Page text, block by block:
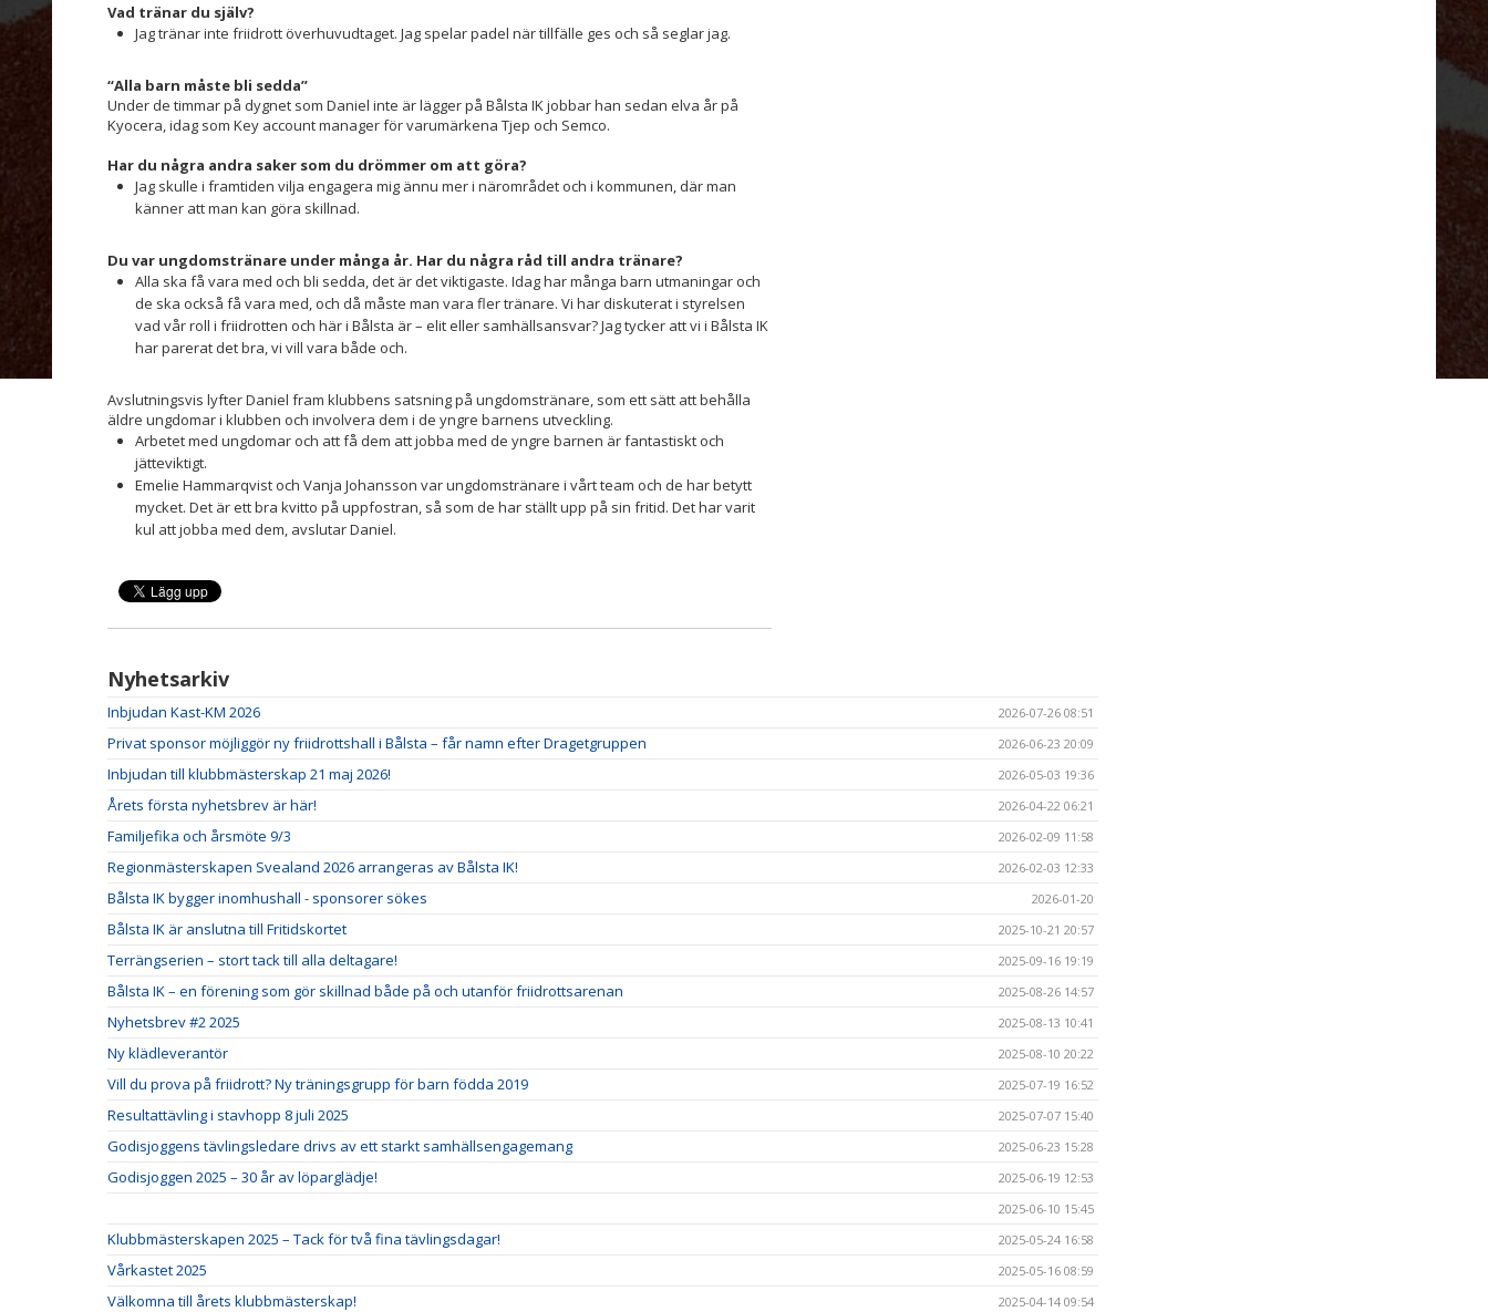
Vad tränar du själv?
Jag tränar inte friidrott överhuvudtaget. Jag spelar padel när tillfälle ges och så seglar jag.
“Alla barn måste bli sedda”
Under de timmar på dygnet som Daniel inte är lägger på Bålsta IK jobbar han sedan elva år på
Kyocera, idag som Key account manager för varumärkena Tjep och Semco.
Har du några andra saker som du drömmer om att göra?
Jag skulle i framtiden vilja engagera mig ännu mer i närområdet och i kommunen, där man
känner att man kan göra skillnad.
Du var ungdomstränare under många år. Har du några råd till andra tränare?
Alla ska få vara med och bli sedda, det är det viktigaste. Idag har många barn utmaningar och
de ska också få vara med, och då måste man vara fler tränare. Vi har diskuterat i styrelsen
vad vår roll i friidrotten och här i Bålsta är – elit eller samhällsansvar? Jag tycker att vi i Bålsta IK
har parerat det bra, vi vill vara både och.
Avslutningsvis lyfter Daniel fram klubbens satsning på ungdomstränare, som ett sätt att behålla
äldre ungdomar i klubben och involvera dem i de yngre barnens utveckling.
Arbetet med ungdomar och att få dem att jobba med de yngre barnen är fantastiskt och
jätteviktigt.
Emelie Hammarqvist och Vanja Johansson var ungdomstränare i vårt team och de har betytt
mycket. Det är ett bra kvitto på uppfostran, så som de har ställt upp på sin fritid. Det har varit
kul att jobba med dem, avslutar Daniel.
Nyhetsarkiv
Inbjudan Kast-KM 2026 2026-07-26 08:51
Privat sponsor möjliggör ny friidrottshall i Bålsta – får namn efter Dragetgruppen 2026-06-23 20:09
Inbjudan till klubbmästerskap 21 maj 2026! 2026-05-03 19:36
Årets första nyhetsbrev är här! 2026-04-22 06:21
Familjefika och årsmöte 9/3 2026-02-09 11:58
Regionmästerskapen Svealand 2026 arrangeras av Bålsta IK! 2026-02-03 12:33
Bålsta IK bygger inomhushall - sponsorer sökes 2026-01-20
Bålsta IK är anslutna till Fritidskortet 2025-10-21 20:57
Terrängserien – stort tack till alla deltagare! 2025-09-16 19:19
Bålsta IK – en förening som gör skillnad både på och utanför friidrottsarenan 2025-08-26 14:57
Nyhetsbrev #2 2025 2025-08-13 10:41
Ny klädleverantör 2025-08-10 20:22
Vill du prova på friidrott? Ny träningsgrupp för barn födda 2019 2025-07-19 16:52
Resultattävling i stavhopp 8 juli 2025 2025-07-07 15:40
Godisjoggens tävlingsledare drivs av ett starkt samhällsengagemang 2025-06-23 15:28
Godisjoggen 2025 – 30 år av löparglädje!
2025-06-19 12:53
2025-06-10 15:45
Klubbmästerskapen 2025 – Tack för två fina tävlingsdagar! 2025-05-24 16:58
Vårkastet 2025 2025-05-16 08:59
Välkomna till årets klubbmästerskap! 2025-04-14 09:54